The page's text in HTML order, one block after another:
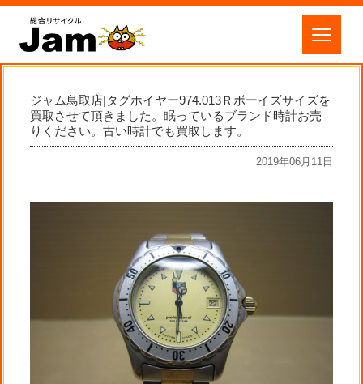
ジャム鳥取店|タグホイヤー974.013Ｒボーイズサイズを
買取させて頂きました。眠っているブランド時計お売
りください。古い時計でも買取します。
2019年06月11日